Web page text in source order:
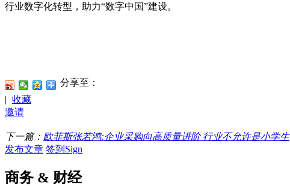
行业数字化转型，助力“数字中国”建设。
分享至：
| 收藏
邀请
下一篇： 欧菲斯张若鸿:企业采购向高质量进阶 行业不允许是小学生
发布文章 签到Sign
商务 & 财经